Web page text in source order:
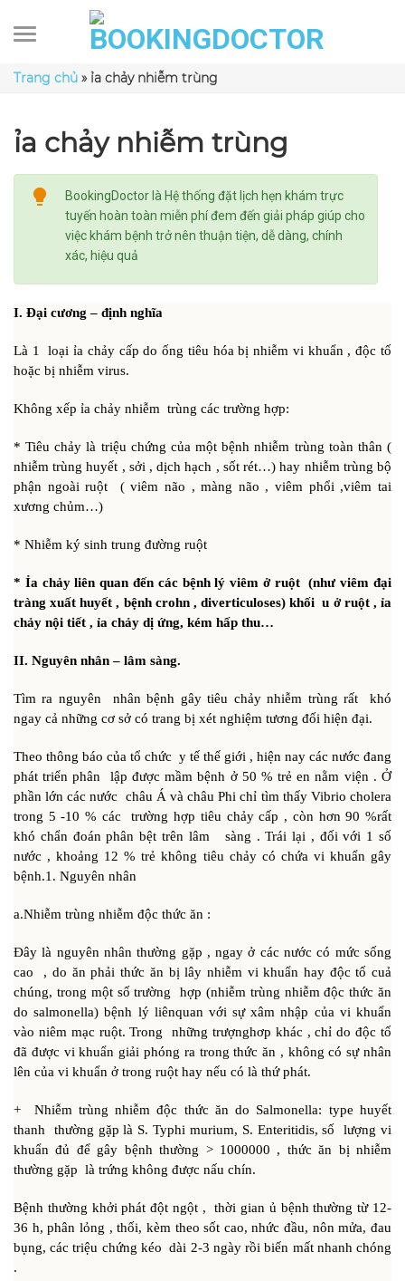
Trang chủ » ỉa chảy nhiễm trùng
ỉa chảy nhiễm trùng
BookingDoctor là Hệ thống đặt lịch hẹn khám trực
tuyến hoàn toàn miễn phí đem đến giải pháp giúp cho
việc khám bệnh trở nên thuận tiện, dễ dàng, chính
xác, hiệu quả
I. Đại cương – định nghĩa
Là 1 loại ỉa chảy cấp do ống tiêu hóa bị nhiễm vi khuẩn , độc tố
hoặc bị nhiễm virus.
Không xếp ỉa chảy nhiễm trùng các trường hợp:
* Tiêu chảy là triệu chứng của một bệnh nhiễm trùng toàn thân (
nhiễm trùng huyết , sởi , dịch hạch , sốt rét…) hay nhiễm trùng bộ
phận ngoài ruột ( viêm não , màng não , viêm phổi ,viêm tai
xương chủm…)
* Nhiễm ký sinh trung đường ruột
* Ỉa chảy liên quan đến các bệnh lý viêm ở ruột (như viêm đại
tràng xuất huyết , bệnh crohn , diverticuloses) khối u ở ruột , ỉa
chảy nội tiết , ỉa chảy dị ứng, kém hấp thu…
II. Nguyên nhân – lâm sàng.
Tìm ra nguyên nhân bệnh gây tiêu chảy nhiễm trùng rất khó
ngay cả những cơ sở có trang bị xét nghiệm tương đối hiện đại.
Theo thông báo của tổ chức y tế thế giới , hiện nay các nước đang
phát triển phân lập được mầm bệnh ở 50 % trẻ en nằm viện . Ở
phần lớn các nước châu Á và châu Phi chỉ tìm thấy Vibrio cholera
trong 5 -10 % các trường hợp tiêu chảy cấp , còn hơn 90 %rất
khó chẩn đoán phân bệt trên lâm sàng . Trái lại , đối với 1 số
nước , khoảng 12 % trẻ không tiêu chảy có chứa vi khuẩn gây
bệnh.1. Nguyên nhân
a.Nhiễm trùng nhiễm độc thức ăn :
Đây là nguyên nhân thường gặp , ngay ở các nước có mức sống
cao , do ăn phải thức ăn bị lây nhiễm vi khuẩn hay độc tố cuả
chúng, trong một số trường hợp (nhiễm trùng nhiễm độc thức ăn
do salmonella) bệnh lý liênquan với sự xâm nhập của vi khuẩn
vào niêm mạc ruột. Trong những trượnghơp khác , chỉ do độc tố
đã được vi khuẩn giải phóng ra trong thức ăn , không có sự nhân
lên của vi khuẩn ở trong ruột hay nếu có là thứ phát.
+ Nhiễm trùng nhiễm độc thức ăn do Salmonella: type huyết
thanh thường gặp là S. Typhi murium, S. Enteritidis, số lượng vi
khuẩn đủ để gây bệnh thường > 1000000 , thức ăn bị nhiễm
thường gặp là trứng không được nấu chín.
Bệnh thường khởi phát đột ngột , thời gian ủ bệnh thường từ 12-
36 h, phân lỏng , thối, kèm theo sốt cao, nhức đầu, nôn mửa, đau
bụng, các triệu chứng kéo dài 2-3 ngày rồi biến mất nhanh chóng
.